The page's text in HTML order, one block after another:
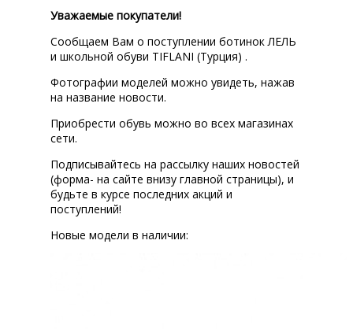
Уважаемые покупатели!
Сообщаем Вам о поступлении ботинок ЛЕЛЬ
и школьной обуви TIFLANI (Турция) .
Фотографии моделей можно увидеть, нажав
на название новости.
Приобрести обувь можно во всех магазинах
сети.
Подписывайтесь на рассылку наших новостей
(форма- на сайте внизу главной страницы), и
будьте в курсе последних акций и
поступлений!
Новые модели в наличии: